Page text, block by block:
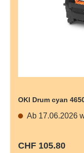
OKI Drum cyan
Ab 17.06.2026
Regulärer Preis:
CHF 105.80